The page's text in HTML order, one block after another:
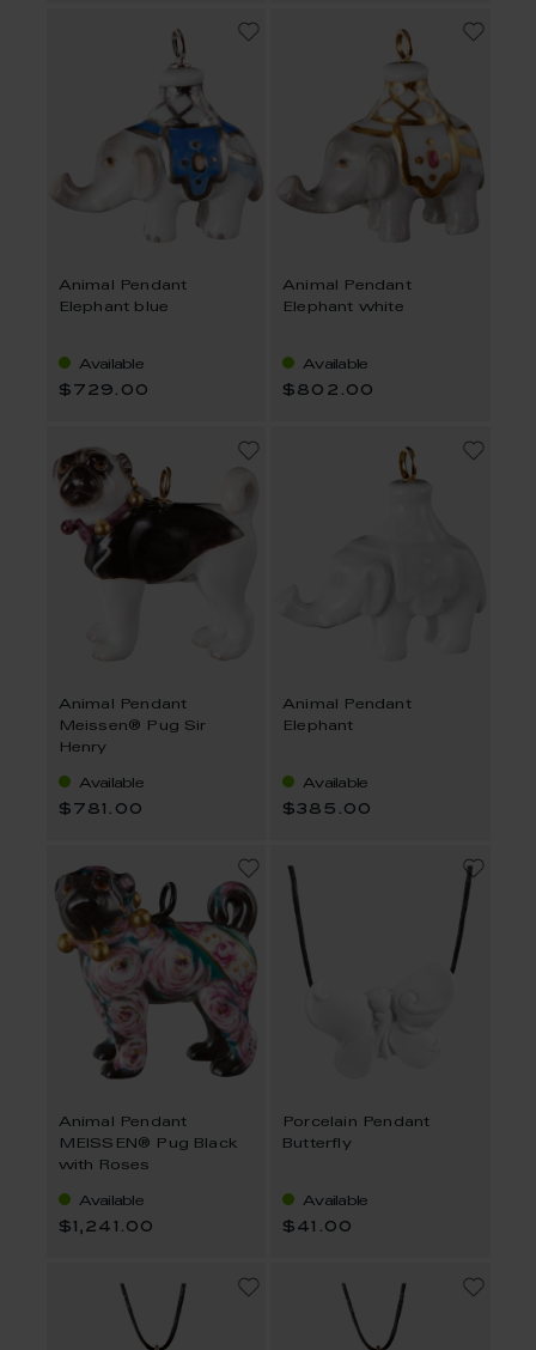
Animal Pendant
Elephant blue
Available
$729.00
Animal Pendant
Elephant white
Available
$802.00
Animal Pendant
Meissen® Pug Sir
Henry
Available
$781.00
Animal Pendant
Elephant
Available
$385.00
Animal Pendant
MEISSEN® Pug Black
with Roses
Available
$1,241.00
Porcelain Pendant
Butterfly
Available
$41.00